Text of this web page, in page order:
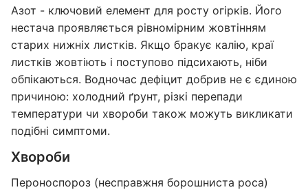
Азот - ключовий елемент для росту огірків. Його
нестача проявляється рівномірним жовтінням
старих нижніх листків. Якщо бракує калію, краї
листків жовтіють і поступово підсихають, ніби
обпікаються. Водночас дефіцит добрив не є єдиною
причиною: холодний ґрунт, різкі перепади
температури чи хвороби також можуть викликати
подібні симптоми.
Хвороби
Пероноспороз (несправжня борошниста роса)